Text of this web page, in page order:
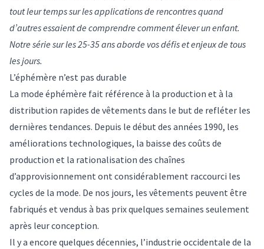
tout leur temps sur les applications de rencontres quand
d’autres essaient de comprendre comment élever un enfant.
Notre série sur les 25-35 ans aborde vos défis et enjeux de tous
les jours.
L’éphémère n’est pas durable
La mode éphémère fait référence à la production et à la
distribution rapides de vêtements dans le but de refléter les
dernières tendances. Depuis le début des années 1990, les
améliorations technologiques, la baisse des coûts de
production et la rationalisation des chaînes
d’approvisionnement ont considérablement raccourci les
cycles de la mode. De nos jours, les vêtements peuvent être
fabriqués et vendus à bas prix quelques semaines seulement
après leur conception.
Il y a encore quelques décennies, l’industrie occidentale de la